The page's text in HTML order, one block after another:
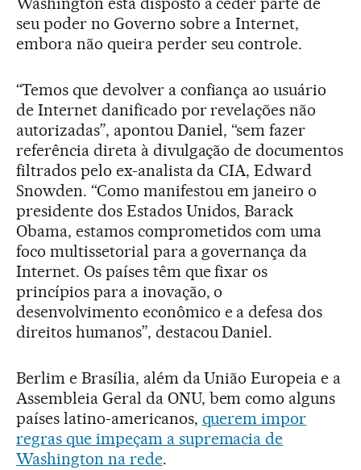
seu poder no Governo sobre a Internet,
embora não queira perder seu controle.
“Temos que devolver a confiança ao usuário
de Internet danificado por revelações não
autorizadas”, apontou Daniel, “sem fazer
referência direta à divulgação de documentos
filtrados pelo ex-analista da CIA, Edward
Snowden. “Como manifestou em janeiro o
presidente dos Estados Unidos, Barack
Obama, estamos comprometidos com uma
foco multissetorial para a governança da
Internet. Os países têm que fixar os
princípios para a inovação, o
desenvolvimento econômico e a defesa dos
direitos humanos”, destacou Daniel.
Berlim e Brasília, além da União Europeia e a
Assembleia Geral da ONU, bem como alguns
países latino-americanos, querem impor
regras que impeçam a supremacia de
Washington na rede.